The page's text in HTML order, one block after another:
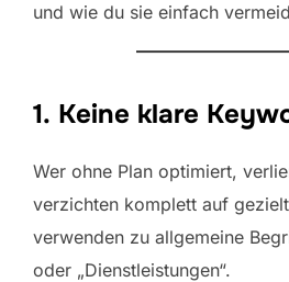
und wie du sie einfach
1. Keine klare
Wer ohne Plan optimiert,
verzichten komplett auf
verwenden zu allgemeine
oder „Dienstleistungen“.